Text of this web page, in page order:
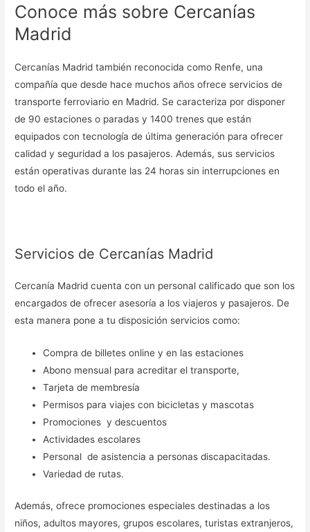
Conoce más sobre Cercanías
Madrid
Cercanías Madrid también reconocida como Renfe, una
compañía que desde hace muchos años ofrece servicios de
transporte ferroviario en Madrid. Se caracteriza por disponer
de 90 estaciones o paradas y 1400 trenes que están
equipados con tecnología de última generación para ofrecer
calidad y seguridad a los pasajeros. Además, sus servicios
están operativas durante las 24 horas sin interrupciones en
todo el año.
Servicios de Cercanías Madrid
Cercanía Madrid cuenta con un personal calificado que son los
encargados de ofrecer asesoría a los viajeros y pasajeros. De
esta manera pone a tu disposición servicios como:
Compra de billetes online y en las estaciones
Abono mensual para acreditar el transporte,
Tarjeta de membresía
Permisos para viajes con bicicletas y mascotas
Promociones y descuentos
Actividades escolares
Personal de asistencia a personas discapacitadas.
Variedad de rutas.
Además, ofrece promociones especiales destinadas a los
niños, adultos mayores, grupos escolares, turistas extranjeros,